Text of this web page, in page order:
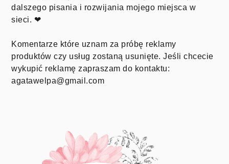
dalszego pisania i rozwijania mojego miejsca w
sieci. ❤
Komentarze które uznam za próbę reklamy
produktów czy usług zostaną usunięte. Jeśli chcecie
wykupić reklamę zapraszam do kontaktu:
agatawelpa@gmail.com